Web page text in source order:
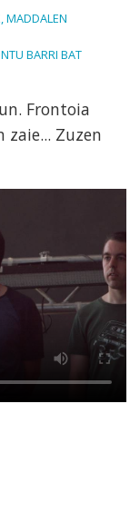
MADDALEN
BARRI BAT
Frontoia
Zuzen